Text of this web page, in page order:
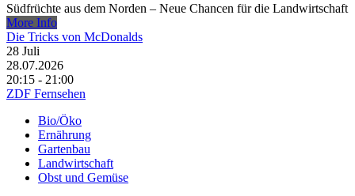
Südfrüchte aus dem Norden – Neue Chancen für die Landwirtschaft
More Info
Die Tricks von McDonalds
28 Juli
28.07.2026
20:15 - 21:00
ZDF Fernsehen
Bio/Öko
Ernährung
Gartenbau
Landwirtschaft
Obst und Gemüse